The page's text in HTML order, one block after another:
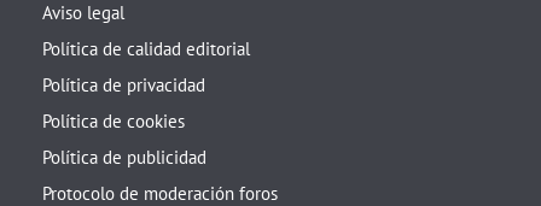
Aviso legal
Política de calidad editorial
Política de privacidad
Política de cookies
Política de publicidad
Protocolo de moderación foros